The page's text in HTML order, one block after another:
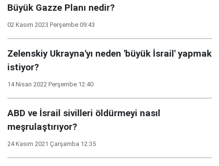
Büyük Gazze Planı nedir?
02 Kasım 2023 Perşembe 09:43
Zelenskiy Ukrayna'yı neden 'büyük İsrail' yapmak
istiyor?
14 Nisan 2022 Perşembe 12:40
ABD ve İsrail sivilleri öldürmeyi nasıl
meşrulaştırıyor?
24 Kasım 2021 Çarşamba 12:35